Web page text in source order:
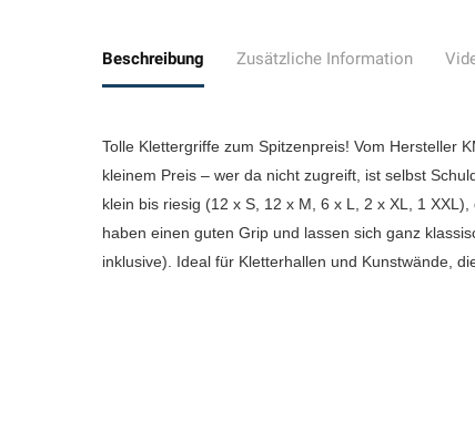
Beschreibung Zusätzliche Information
Tolle Klettergriffe zum Spitzenpreis! Vom Hersteller
kleinem Preis – wer da nicht zugreift, ist selbst
klein bis riesig (12 x S, 12 x M, 6 x L, 2 x XL, 1
haben einen guten Grip und lassen sich ganz
inklusive). Ideal für Kletterhallen und Kunstwände,